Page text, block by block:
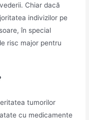
Chiar dacă
indivizilor pe
în special
risc major pentru
tumorilor
cu medicamente